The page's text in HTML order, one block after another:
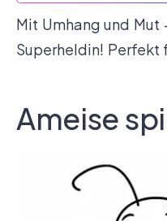
Mit Umhang und Mut
Superheldin!
Ameise